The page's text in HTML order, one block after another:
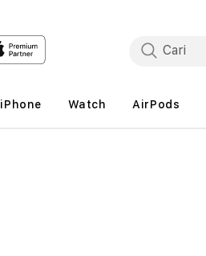
iPhone Watch AirPods